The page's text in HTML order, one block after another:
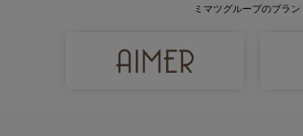
ミマツグループのブラン